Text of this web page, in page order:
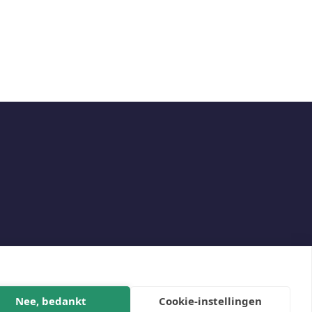
Nee, bedankt Cookie-instellingenSocial